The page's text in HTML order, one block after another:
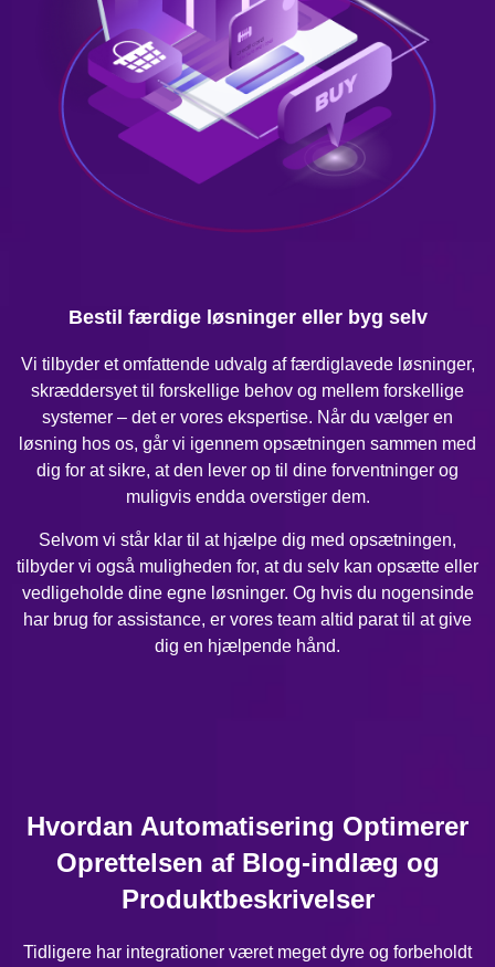
Bestil færdige løsninger eller byg selv
Vi tilbyder et omfattende udvalg af færdiglavede løsninger,
skræddersyet til forskellige behov og mellem forskellige
systemer – det er vores ekspertise. Når du vælger en
løsning hos os, går vi igennem opsætningen sammen med
dig for at sikre, at den lever op til dine forventninger og
muligvis endda overstiger dem.
Selvom vi står klar til at hjælpe dig med opsætningen,
tilbyder vi også muligheden for, at du selv kan opsætte eller
vedligeholde dine egne løsninger. Og hvis du nogensinde
har brug for assistance, er vores team altid parat til at give
dig en hjælpende hånd.
Hvordan Automatisering Optimerer
Oprettelsen af Blog-indlæg og
Produktbeskrivelser
Tidligere har integrationer været meget dyre og forbeholdt